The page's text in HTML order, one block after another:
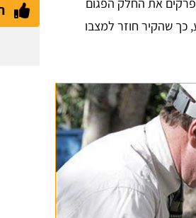
את החלק הפגום
כך שהקיר חוזר למצבו